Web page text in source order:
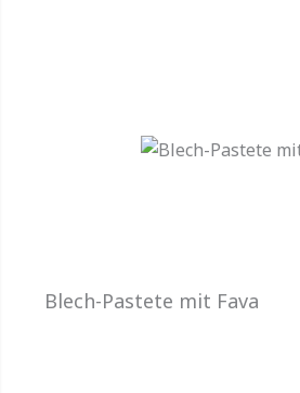
Blech-Pastete mit Fava